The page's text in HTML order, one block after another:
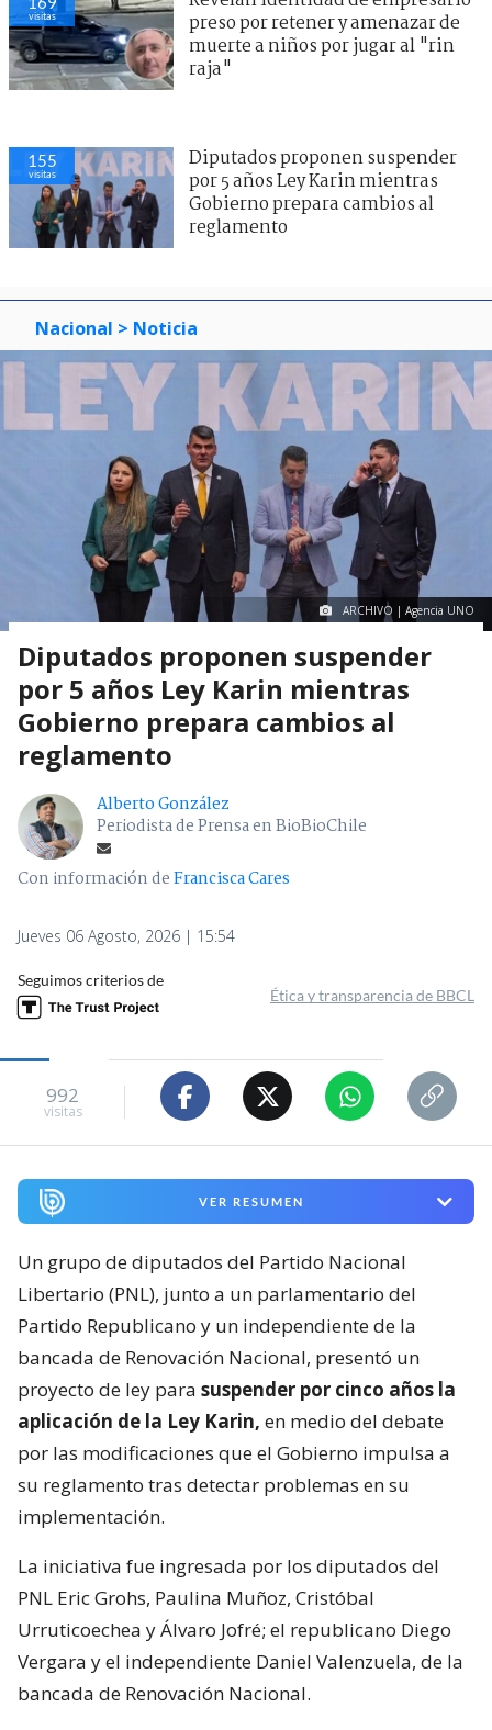
visitas
preso por retener y amenazar de
muerte a niños por jugar al "rin
raja"
155
visitas
Diputados proponen suspender
por 5 años Ley Karin mientras
Gobierno prepara cambios al
reglamento
Nacional > Noticia
ARCHIVO | Agencia UNO
Diputados proponen suspender
por 5 años Ley Karin mientras
Gobierno prepara cambios al
reglamento
Alberto González
Periodista de Prensa en BioBioChile
Con información deFrancisca Cares
Jueves 06 Agosto, 2026 | 15:54
Seguimos criterios de
Ética y transparencia de BBCL
992
visitas
VER RESUMEN
Un grupo de diputados del Partido Nacional
Libertario (PNL), junto a un parlamentario del
Partido Republicano y un independiente de la
bancada de Renovación Nacional, presentó un
proyecto de ley para suspender por cinco años la
aplicación de la Ley Karin, en medio del debate
por las modificaciones que el Gobierno impulsa a
su reglamento tras detectar problemas en su
implementación.
La iniciativa fue ingresada por los diputados del
PNL Eric Grohs, Paulina Muñoz, Cristóbal
Urruticoechea y Álvaro Jofré; el republicano Diego
Vergara y el independiente Daniel Valenzuela, de la
bancada de Renovación Nacional.